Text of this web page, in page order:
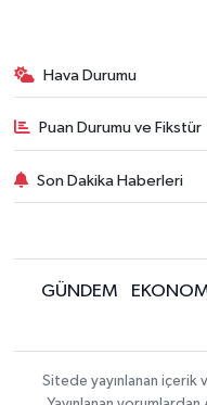
Hava Durumu
Puan Durumu ve Fikstür
Son Dakika Haberleri
GÜNDEM
Sitede yayınlanan içerik